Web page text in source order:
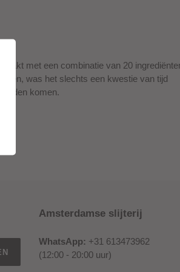
met een combinatie van 20
was het slechts een kwestie van tijd
komen.
Amsterdamse slijterij
WhatsApp: +31 613473962
(12:00 - 20:00 uur)